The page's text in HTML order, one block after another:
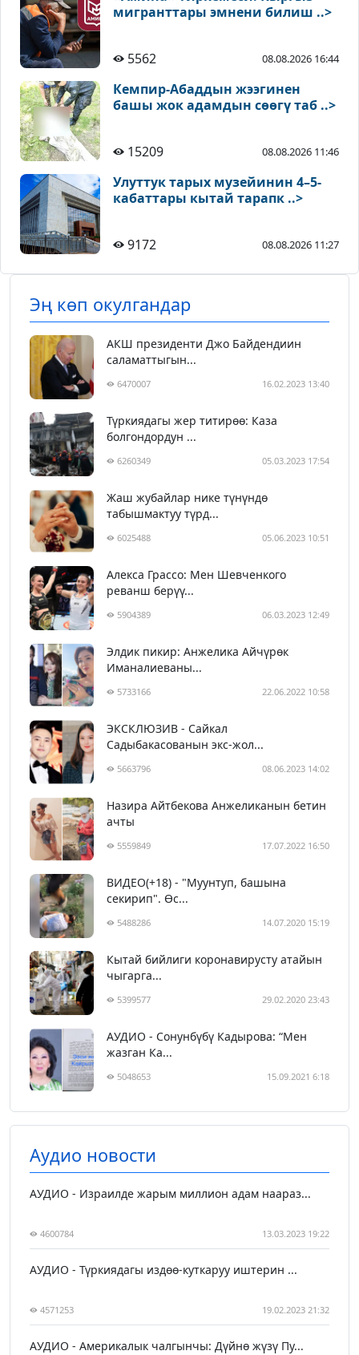
мигранттары эмнени билиш ..>
5562 08.08.2026 16:44
Кемпир-Абаддын жээгинен
башы жок адамдын сөөгү таб ..>
15209 08.08.2026 11:46
Улуттук тарых музейинин 4–5-
кабаттары кытай тарапк ..>
9172 08.08.2026 11:27
Эң көп окулгандар
АКШ президенти Джо Байдендиин
саламаттыгын...
6470007 16.02.2023 13:40
Түркиядагы жер титирөө: Каза
болгондордун ...
6260349 05.03.2023 17:54
Жаш жубайлар нике түнүндө
табышмактуу түрд...
6025488 05.06.2023 10:51
Алекса Грассо: Мен Шевченкого
реванш берүү...
5904389 06.03.2023 12:49
Элдик пикир: Анжелика Айчүрөк
Иманалиеваны...
5733166 22.06.2022 10:58
ЭКСКЛЮЗИВ - Сайкал
Садыбакасованын экс-жол...
5663796 08.06.2023 14:02
Назира Айтбекова Анжеликанын бетин
ачты
5559849 17.07.2022 16:50
ВИДЕО(+18) - "Муунтуп, башына
секирип". Өс...
5488286 14.07.2020 15:19
Кытай бийлиги коронавирусту атайын
чыгарга...
5399577 29.02.2020 23:43
АУДИО - Сонунбүбү Кадырова: “Мен
жазган Ка...
5048653 15.09.2021 6:18
Аудио новости
АУДИО - Израилде жарым миллион адам наараз...
4600784 13.03.2023 19:22
АУДИО - Түркиядагы издөө-куткаруу иштерин ...
4571253 19.02.2023 21:32
АУДИО - Америкалык чалгынчы: Дүйнө жүзү Пу...